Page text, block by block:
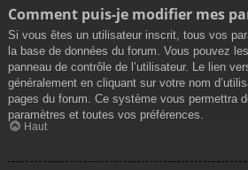
Comment puis-je modifier mes
Si vous êtes un utilisateur inscrit, tous vos
la base de données du forum. Vous pouvez
panneau de contrôle de l’utilisateur. Le lien
généralement en cliquant sur votre nom
pages du forum. Ce système vous permettra
paramètres et toutes vos préférences.
Haut